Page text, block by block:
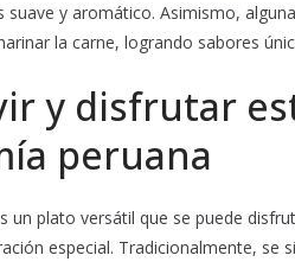
y aromático. Asimismo,
la carne, logrando sabores
y disfrutar
peruana
un plato versátil que se puede
especial. Tradicionalmente, se